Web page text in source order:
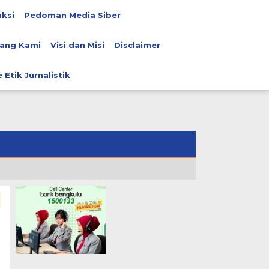
Pedoman Media Siber
Kami Visi dan Misi Disclaimer
Etik Jurnalistik